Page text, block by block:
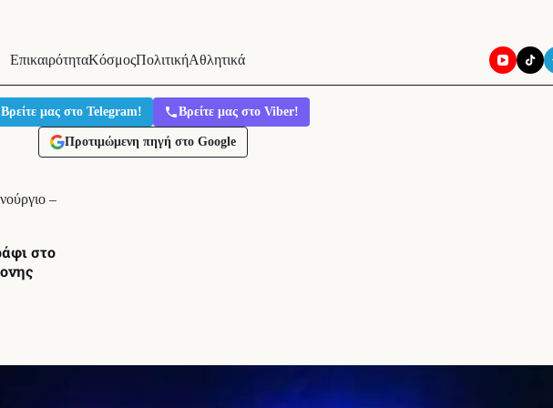
ΕπικαιρότηταΚόσμοςΠολιτικήΑθλητικά
Βρείτε μας στο Telegram! Βρείτε μας στο Viber!
Προτιμώμενη πηγή στο Google
–
στο